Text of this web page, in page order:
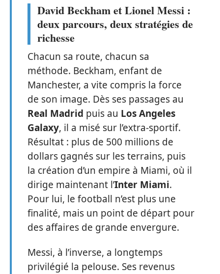
David Beckham et Lionel Messi :
deux parcours, deux stratégies de
richesse
Chacun sa route, chacun sa
méthode. Beckham, enfant de
Manchester, a vite compris la force
de son image. Dès ses passages au
Real Madrid puis au Los Angeles
Galaxy, il a misé sur l’extra-sportif.
Résultat : plus de 500 millions de
dollars gagnés sur les terrains, puis
la création d’un empire à Miami, où il
dirige maintenant l’Inter Miami.
Pour lui, le football n’est plus une
finalité, mais un point de départ pour
des affaires de grande envergure.
Messi, à l’inverse, a longtemps
privilégié la pelouse. Ses revenus